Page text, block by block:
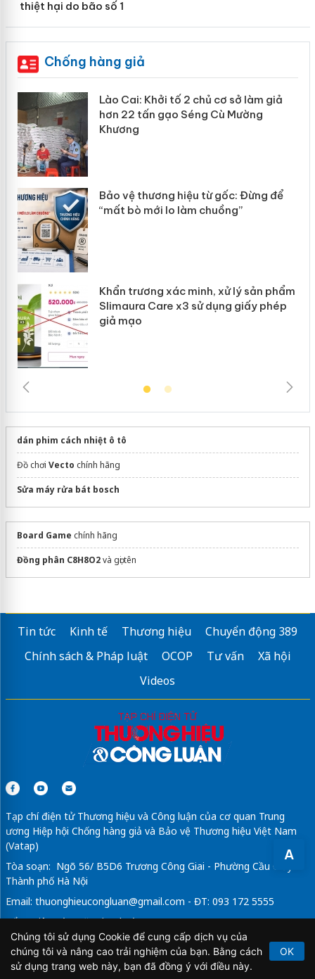
A
thiệt hại do bão số 1
Chống hàng giả
Lào Cai: Khởi tố 2 chủ cơ sở làm giả
hơn 22 tấn gạo Séng Cù Mường
Khương
Bảo vệ thương hiệu từ gốc: Đừng để
“mất bò mới lo làm chuồng”
Khẩn trương xác minh, xử lý sản phẩm
Slimaura Care x3 sử dụng giấy phép
giả mạo
dán phim cách nhiệt ô tô
Đồ chơi Vecto chính hãng
Sửa máy rửa bát bosch
Board Game chính hãng
Đồng phân C8H8O2và gọi tên
Tin tức Kinh tế Thương hiệu
Chuyển động 389
Chính sách & Pháp luật
OCOP Tư vấn
Xã hội
Videos
Tạp chí điện tử Thương hiệu và Công luận của cơ quan Trung
ương Hiệp hội Chống hàng giả và Bảo vệ Thương hiệu Việt Nam
(Vatap)
Tòa soạn: Ngõ 56/ B5D6 Trương Công Giai - Phường Cầu Giấy -
Thành phố Hà Nội
Email: thuonghieucongluan@gmail.com - ĐT: 093 172 5555
Tổng Biên Tập: Vũ Đức Thuận
Giấy phép hoạt động báo chí điện tử số 64/GP-BTTTT do Bộ
Thông tin và Truyền thông cấp ngày 21/2/2020.
Chúng tôi sử dụng Cookie để cung cấp dịch vụ của
chúng tôi và nâng cao trải nghiệm của bạn. Bằng cách
sử dụng trang web này, bạn đã đồng ý với điều này.
OK